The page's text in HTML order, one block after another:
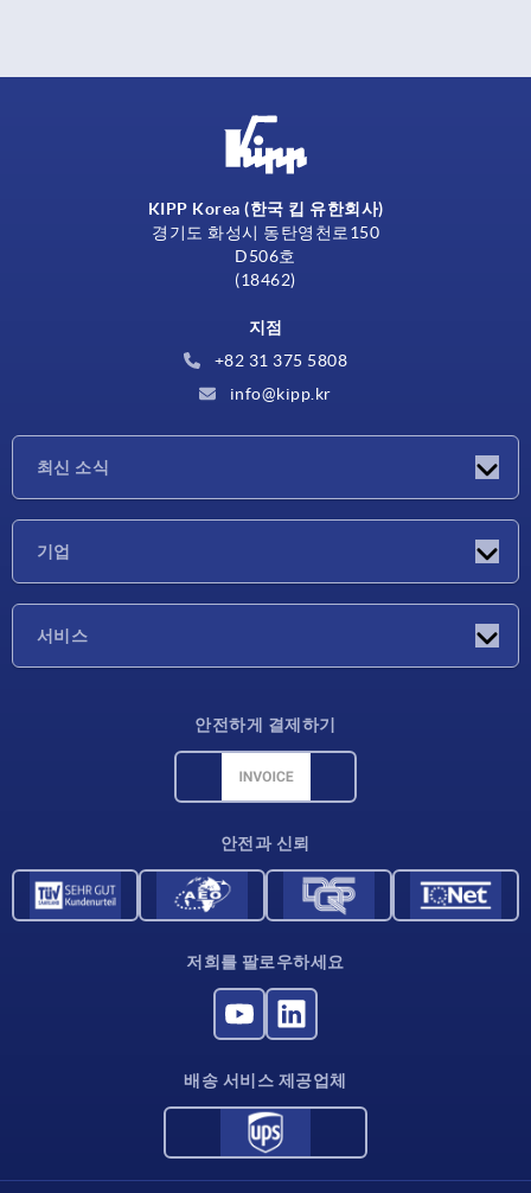
KIPP Korea (한국 킵 유한회사)
경기도 화성시 동탄영천로150
D506호
(18462)
지점
+82 31 375 5808
info@kipp.kr
최신 소식
기업
서비스
안전하게 결제하기
안전과 신뢰
저희를 팔로우하세요
배송 서비스 제공업체